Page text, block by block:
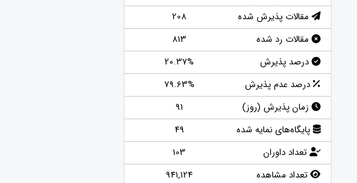
مقالات پذیرش شده
208
مقالات رد شده
813
درصد پذیرش
20.37%
درصد عدم پذیرش
79.63%
زمان پذیرش (روز)
91
پایگاه‌های نمایه شده
49
تعداد داوران
103
تعداد مشاهده
941,124